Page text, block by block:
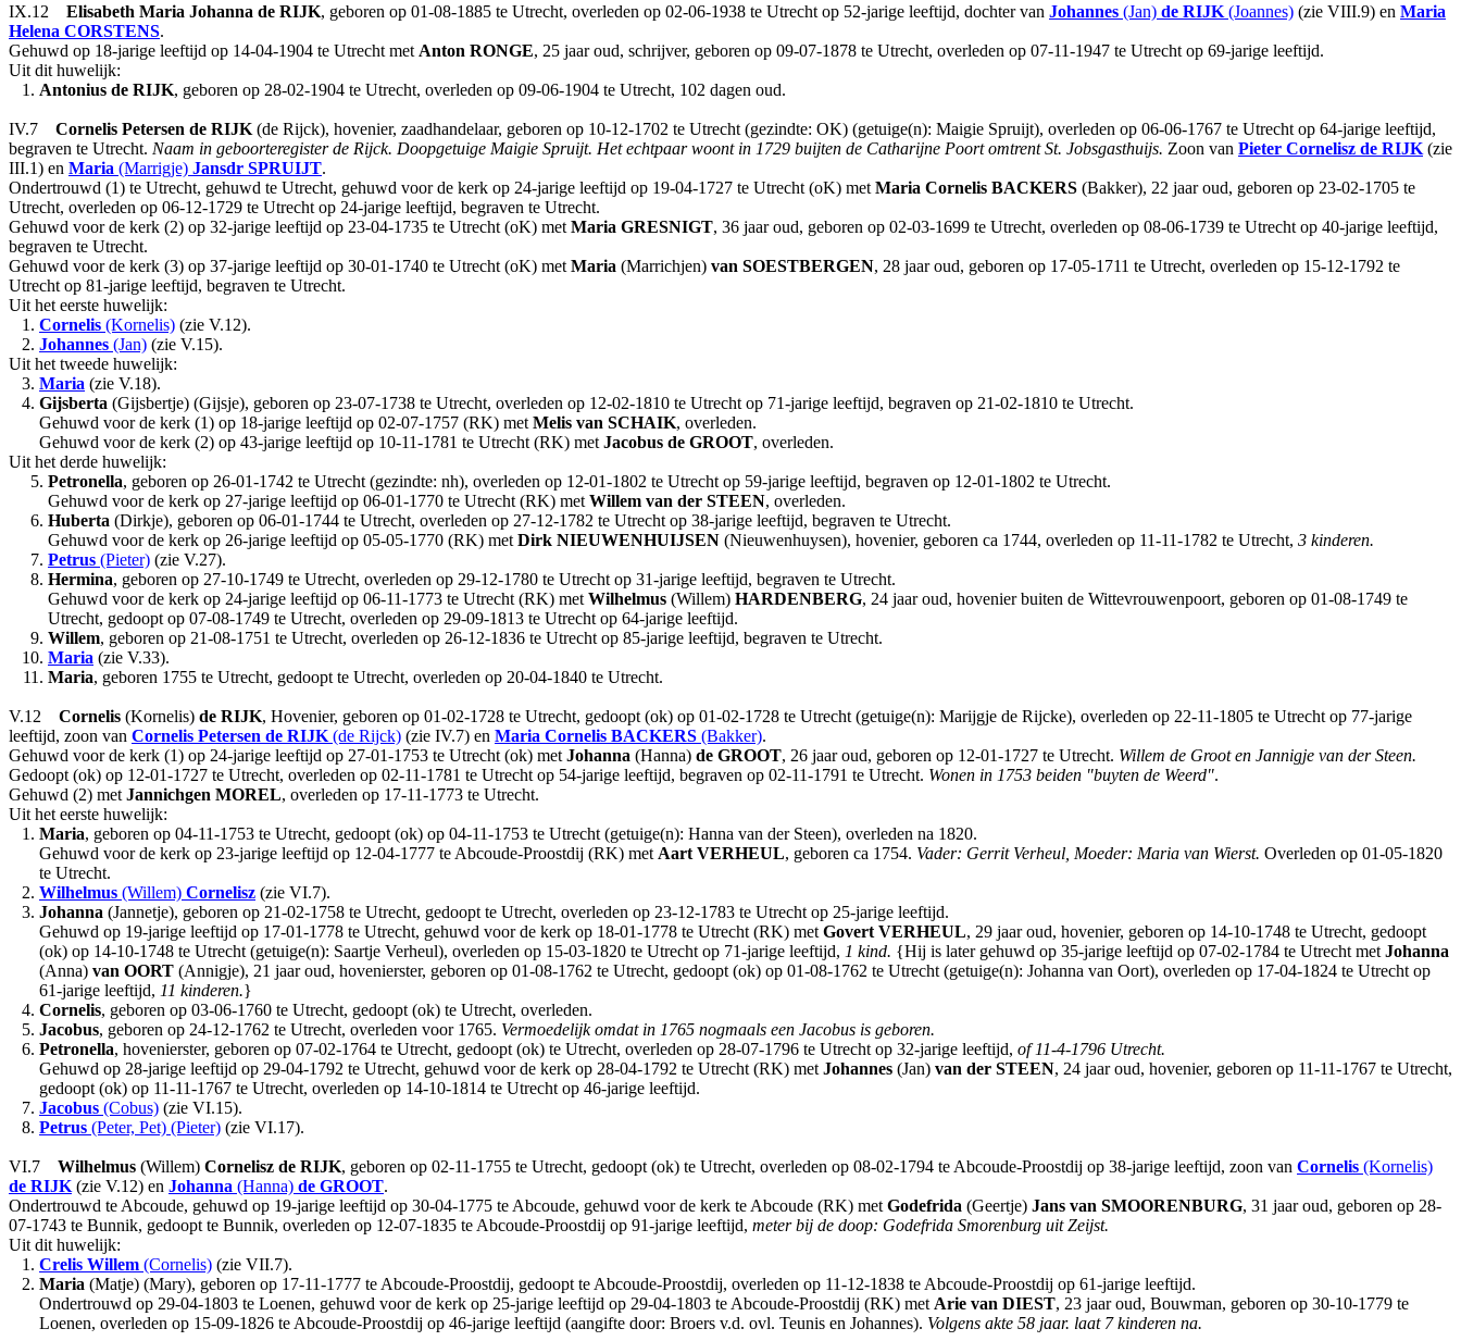
IX.12 Elisabeth Maria Johanna de RIJK, geboren op 01-08-1885 te Utrecht, overleden op 02-06-1938 te Utrecht op 52-jarige leeftijd, dochter van Johannes (Jan) de RIJK (Joannes) (zie VIII.9) en Maria
Helena CORSTENS.
Gehuwd op 18-jarige leeftijd op 14-04-1904 te Utrecht met Anton RONGE, 25 jaar oud, schrijver, geboren op 09-07-1878 te Utrecht, overleden op 07-11-1947 te Utrecht op 69-jarige leeftijd.
Uit dit huwelijk:
1. Antonius de RIJK, geboren op 28-02-1904 te Utrecht, overleden op 09-06-1904 te Utrecht, 102 dagen oud.
IV.7 Cornelis Petersen de RIJK (de Rijck), hovenier, zaadhandelaar, geboren op 10-12-1702 te Utrecht (gezindte: OK) (getuige(n): Maigie Spruijt), overleden op 06-06-1767 te Utrecht op 64-jarige leeftijd,
begraven te Utrecht. Naam in geboorteregister de Rijck. Doopgetuige Maigie Spruijt. Het echtpaar woont in 1729 buijten de Catharijne Poort omtrent St. Jobsgasthuijs. Zoon van Pieter Cornelisz de RIJK (zie
III.1) en Maria (Marrigje) Jansdr SPRUIJT.
Ondertrouwd (1) te Utrecht, gehuwd te Utrecht, gehuwd voor de kerk op 24-jarige leeftijd op 19-04-1727 te Utrecht (oK) met Maria Cornelis BACKERS (Bakker), 22 jaar oud, geboren op 23-02-1705 te
Utrecht, overleden op 06-12-1729 te Utrecht op 24-jarige leeftijd, begraven te Utrecht.
Gehuwd voor de kerk (2) op 32-jarige leeftijd op 23-04-1735 te Utrecht (oK) met Maria GRESNIGT, 36 jaar oud, geboren op 02-03-1699 te Utrecht, overleden op 08-06-1739 te Utrecht op 40-jarige leeftijd,
begraven te Utrecht.
Gehuwd voor de kerk (3) op 37-jarige leeftijd op 30-01-1740 te Utrecht (oK) met Maria (Marrichjen) van SOESTBERGEN, 28 jaar oud, geboren op 17-05-1711 te Utrecht, overleden op 15-12-1792 te
Utrecht op 81-jarige leeftijd, begraven te Utrecht.
Uit het eerste huwelijk:
1. Cornelis (Kornelis) (zie V.12).
2. Johannes (Jan) (zie V.15).
Uit het tweede huwelijk:
3. Maria (zie V.18).
4. Gijsberta (Gijsbertje) (Gijsje), geboren op 23-07-1738 te Utrecht, overleden op 12-02-1810 te Utrecht op 71-jarige leeftijd, begraven op 21-02-1810 te Utrecht.
Gehuwd voor de kerk (1) op 18-jarige leeftijd op 02-07-1757 (RK) met Melis van SCHAIK, overleden.
Gehuwd voor de kerk (2) op 43-jarige leeftijd op 10-11-1781 te Utrecht (RK) met Jacobus de GROOT, overleden.
Uit het derde huwelijk:
5. Petronella, geboren op 26-01-1742 te Utrecht (gezindte: nh), overleden op 12-01-1802 te Utrecht op 59-jarige leeftijd, begraven op 12-01-1802 te Utrecht.
Gehuwd voor de kerk op 27-jarige leeftijd op 06-01-1770 te Utrecht (RK) met Willem van der STEEN, overleden.
6. Huberta (Dirkje), geboren op 06-01-1744 te Utrecht, overleden op 27-12-1782 te Utrecht op 38-jarige leeftijd, begraven te Utrecht.
Gehuwd voor de kerk op 26-jarige leeftijd op 05-05-1770 (RK) met Dirk NIEUWENHUIJSEN (Nieuwenhuysen), hovenier, geboren ca 1744, overleden op 11-11-1782 te Utrecht, 3 kinderen.
7. Petrus (Pieter) (zie V.27).
8. Hermina, geboren op 27-10-1749 te Utrecht, overleden op 29-12-1780 te Utrecht op 31-jarige leeftijd, begraven te Utrecht.
Gehuwd voor de kerk op 24-jarige leeftijd op 06-11-1773 te Utrecht (RK) met Wilhelmus (Willem) HARDENBERG, 24 jaar oud, hovenier buiten de Wittevrouwenpoort, geboren op 01-08-1749 te
Utrecht, gedoopt op 07-08-1749 te Utrecht, overleden op 29-09-1813 te Utrecht op 64-jarige leeftijd.
9. Willem, geboren op 21-08-1751 te Utrecht, overleden op 26-12-1836 te Utrecht op 85-jarige leeftijd, begraven te Utrecht.
10. Maria (zie V.33).
11. Maria, geboren 1755 te Utrecht, gedoopt te Utrecht, overleden op 20-04-1840 te Utrecht.
V.12 Cornelis (Kornelis) de RIJK, Hovenier, geboren op 01-02-1728 te Utrecht, gedoopt (ok) op 01-02-1728 te Utrecht (getuige(n): Marijgje de Rijcke), overleden op 22-11-1805 te Utrecht op 77-jarige
leeftijd, zoon van Cornelis Petersen de RIJK (de Rijck) (zie IV.7) en Maria Cornelis BACKERS (Bakker).
Gehuwd voor de kerk (1) op 24-jarige leeftijd op 27-01-1753 te Utrecht (ok) met Johanna (Hanna) de GROOT, 26 jaar oud, geboren op 12-01-1727 te Utrecht. Willem de Groot en Jannigje van der Steen.
Gedoopt (ok) op 12-01-1727 te Utrecht, overleden op 02-11-1781 te Utrecht op 54-jarige leeftijd, begraven op 02-11-1791 te Utrecht. Wonen in 1753 beiden "buyten de Weerd".
Gehuwd (2) met Jannichgen MOREL, overleden op 17-11-1773 te Utrecht.
Uit het eerste huwelijk:
1. Maria, geboren op 04-11-1753 te Utrecht, gedoopt (ok) op 04-11-1753 te Utrecht (getuige(n): Hanna van der Steen), overleden na 1820.
Gehuwd voor de kerk op 23-jarige leeftijd op 12-04-1777 te Abcoude-Proostdij (RK) met Aart VERHEUL, geboren ca 1754. Vader: Gerrit Verheul, Moeder: Maria van Wierst. Overleden op 01-05-1820
te Utrecht.
2. Wilhelmus (Willem) Cornelisz (zie VI.7).
3. Johanna (Jannetje), geboren op 21-02-1758 te Utrecht, gedoopt te Utrecht, overleden op 23-12-1783 te Utrecht op 25-jarige leeftijd.
Gehuwd op 19-jarige leeftijd op 17-01-1778 te Utrecht, gehuwd voor de kerk op 18-01-1778 te Utrecht (RK) met Govert VERHEUL, 29 jaar oud, hovenier, geboren op 14-10-1748 te Utrecht, gedoopt
(ok) op 14-10-1748 te Utrecht (getuige(n): Saartje Verheul), overleden op 15-03-1820 te Utrecht op 71-jarige leeftijd, 1 kind. {Hij is later gehuwd op 35-jarige leeftijd op 07-02-1784 te Utrecht met Johanna
(Anna) van OORT (Annigje), 21 jaar oud, hovenierster, geboren op 01-08-1762 te Utrecht, gedoopt (ok) op 01-08-1762 te Utrecht (getuige(n): Johanna van Oort), overleden op 17-04-1824 te Utrecht op
61-jarige leeftijd, 11 kinderen.}
4. Cornelis, geboren op 03-06-1760 te Utrecht, gedoopt (ok) te Utrecht, overleden.
5. Jacobus, geboren op 24-12-1762 te Utrecht, overleden voor 1765. Vermoedelijk omdat in 1765 nogmaals een Jacobus is geboren.
6. Petronella, hovenierster, geboren op 07-02-1764 te Utrecht, gedoopt (ok) te Utrecht, overleden op 28-07-1796 te Utrecht op 32-jarige leeftijd, of 11-4-1796 Utrecht.
Gehuwd op 28-jarige leeftijd op 29-04-1792 te Utrecht, gehuwd voor de kerk op 28-04-1792 te Utrecht (RK) met Johannes (Jan) van der STEEN, 24 jaar oud, hovenier, geboren op 11-11-1767 te Utrecht,
gedoopt (ok) op 11-11-1767 te Utrecht, overleden op 14-10-1814 te Utrecht op 46-jarige leeftijd.
7. Jacobus (Cobus) (zie VI.15).
8. Petrus (Peter, Pet) (Pieter) (zie VI.17).
VI.7 Wilhelmus (Willem) Cornelisz de RIJK, geboren op 02-11-1755 te Utrecht, gedoopt (ok) te Utrecht, overleden op 08-02-1794 te Abcoude-Proostdij op 38-jarige leeftijd, zoon van Cornelis (Kornelis)
de RIJK (zie V.12) en Johanna (Hanna) de GROOT.
Ondertrouwd te Abcoude, gehuwd op 19-jarige leeftijd op 30-04-1775 te Abcoude, gehuwd voor de kerk te Abcoude (RK) met Godefrida (Geertje) Jans van SMOORENBURG, 31 jaar oud, geboren op 28-
07-1743 te Bunnik, gedoopt te Bunnik, overleden op 12-07-1835 te Abcoude-Proostdij op 91-jarige leeftijd, meter bij de doop: Godefrida Smorenburg uit Zeijst.
Uit dit huwelijk:
1. Crelis Willem (Cornelis) (zie VII.7).
2. Maria (Matje) (Mary), geboren op 17-11-1777 te Abcoude-Proostdij, gedoopt te Abcoude-Proostdij, overleden op 11-12-1838 te Abcoude-Proostdij op 61-jarige leeftijd.
Ondertrouwd op 29-04-1803 te Loenen, gehuwd voor de kerk op 25-jarige leeftijd op 29-04-1803 te Abcoude-Proostdij (RK) met Arie van DIEST, 23 jaar oud, Bouwman, geboren op 30-10-1779 te
Loenen, overleden op 15-09-1826 te Abcoude-Proostdij op 46-jarige leeftijd (aangifte door: Broers v.d. ovl. Teunis en Johannes). Volgens akte 58 jaar. laat 7 kinderen na.